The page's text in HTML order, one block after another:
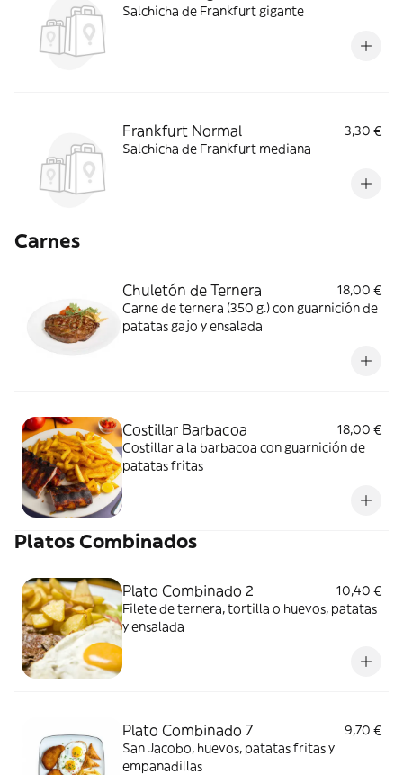
Salchicha de Frankfurt gigante
Frankfurt Normal
3,30 €
Salchicha de Frankfurt mediana
Carnes
Chuletón de Ternera
18,00 €
Carne de ternera (350 g.) con guarnición de
patatas gajo y ensalada
Costillar Barbacoa
18,00 €
Costillar a la barbacoa con guarnición de
patatas fritas
Platos Combinados
Plato Combinado 2
10,40 €
Filete de ternera, tortilla o huevos, patatas
y ensalada
Plato Combinado 7
9,70 €
San Jacobo, huevos, patatas fritas y
empanadillas